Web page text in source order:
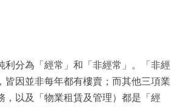
利分為「經常」和「非經常」。「非經
皆因並非每年都有樓賣；而其他三項業
，以及「物業租賃及管理）都是「經